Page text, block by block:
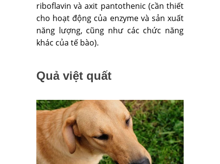
riboflavin và axit pantothenic (cần thiết
cho hoạt động của enzyme và sản xuất
năng lượng, cũng như các chức năng
khác của tế bào).
Quả việt quất